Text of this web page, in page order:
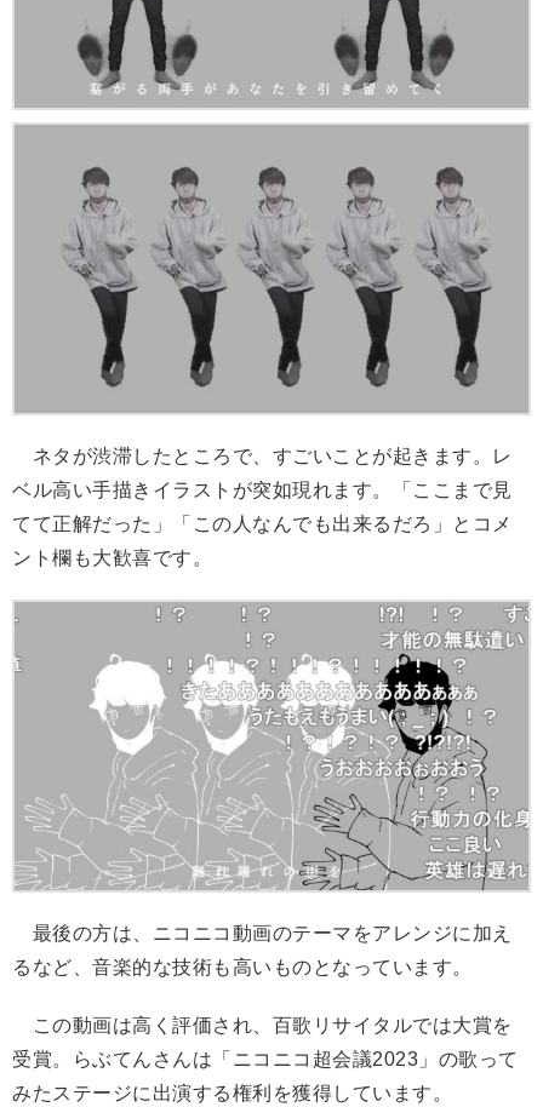
ネタが渋滞したところで、すごいことが起きます。レ
ベル高い手描きイラストが突如現れます。「ここまで見
てて正解だった」「この人なんでも出来るだろ」とコメ
ント欄も大歓喜です。
最後の方は、ニコニコ動画のテーマをアレンジに加え
るなど、音楽的な技術も高いものとなっています。
この動画は高く評価され、百歌リサイタルでは大賞を
受賞。らぶてんさんは「ニコニコ超会議2023」の歌って
みたステージに出演する権利を獲得しています。